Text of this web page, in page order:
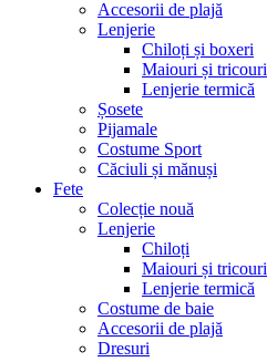
Accesorii de plajă
Lenjerie
Chiloți și boxeri
Maiouri și tricouri
Lenjerie termică
Șosete
Pijamale
Costume Sport
Căciuli și mănuși
Fete
Colecție nouă
Lenjerie
Chiloți
Maiouri și tricouri
Lenjerie termică
Costume de baie
Accesorii de plajă
Dresuri